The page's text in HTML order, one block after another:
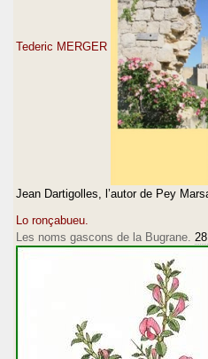
Tederic MERGER
Jean Dartigolles, l’autor de Pey
Lo ronçabueu.
Les noms gascons de la Bugrane.